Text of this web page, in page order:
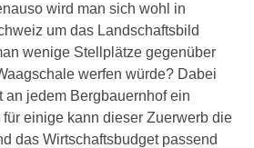
wird man sich wohl in
um das Landschaftsbild
wenige Stellplätze gegenüber
werfen würde? Dabei
an jedem Bergbauernhof ein
einige kann dieser Zuerwerb die
das Wirtschaftsbudget passend